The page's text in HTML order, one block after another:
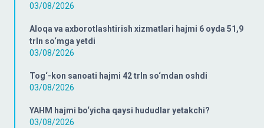
03/08/2026
Aloqa va axborotlashtirish xizmatlari hajmi 6 oyda 51,9
trln so‘mga yetdi
03/08/2026
Tog‘-kon sanoati hajmi 42 trln so‘mdan oshdi
03/08/2026
YAHM hajmi bo‘yicha qaysi hududlar yetakchi?
03/08/2026